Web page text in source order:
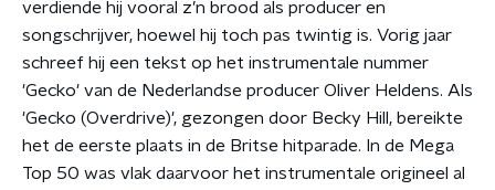
verdiende hij vooral z’n brood als producer en
songschrijver, hoewel hij toch pas twintig is. Vorig jaar
schreef hij een tekst op het instrumentale nummer
'Gecko' van de Nederlandse producer Oliver Heldens. Als
'Gecko (Overdrive)', gezongen door Becky Hill, bereikte
het de eerste plaats in de Britse hitparade. In de Mega
Top 50 was vlak daarvoor het instrumentale origineel al